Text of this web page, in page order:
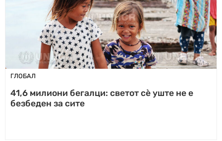
ГЛОБАЛ
41,6 милиони бегалци: светот сè уште не е
безбеден за сите